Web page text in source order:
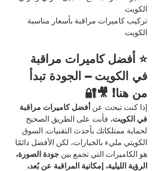
الكويت
تركيب كاميرات مراقبة بأسعار مناسبة
الكويت
⭐ أفضل كاميرات مراقبة
في الكويت – الجودة تبدأ
من هنا! 🎥🔐
إذا كنت تبحث عن أفضل كاميرات مراقبة
في الكويت، فأنت على الطريق الصحيح
لحماية ممتلكاتك بأحدث التقنيات. السوق
الكويتي مليء بالخيارات، لكن الأفضل دائمًا
هو الكاميرات التي تجمع بين جودة الصورة،
الرؤية الليلية، إمكانية المراقبة عن بُعد،